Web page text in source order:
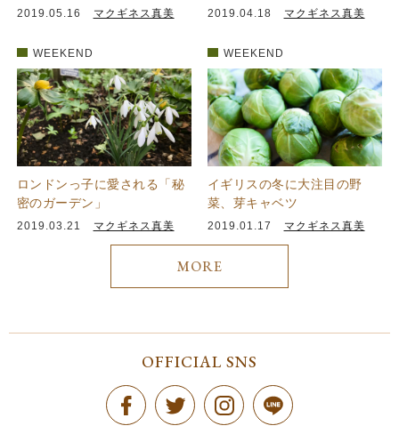
とときを
2019.05.16 マクギネス真美 2019.04.18 マクギネス真美
WEEKEND
ロンドンっ子に愛される「秘
密のガーデン」
2019.03.21 マクギネス真美
WEEKEND
イギリスの冬に大注目の野
菜、芽キャベツ
2019.01.17 マクギネス真美
MORE
OFFICIAL SNS